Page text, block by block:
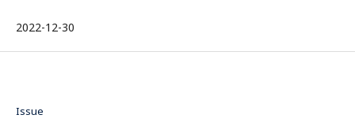
2022-12-30
Issue